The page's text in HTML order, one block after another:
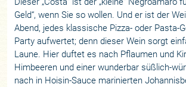
Geld“, wenn Sie so wollen. Und er ist der
Abend, jedes klassische Pizza- oder Pasta-
Party aufwertet; denn dieser Wein sorgt
Laune. Hier duftet es nach Pflaumen und
Himbeeren und einer wunderbar süßlich-
nach in Hoisin-Sauce marinierten